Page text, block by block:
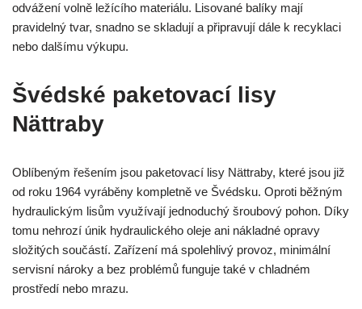
odvážení volně ležícího materiálu. Lisované balíky mají
pravidelný tvar, snadno se skladují a připravují dále k recyklaci
nebo dalšímu výkupu.
Švédské paketovací lisy
Nättraby
Oblíbeným řešením jsou paketovací lisy Nättraby, které jsou již
od roku 1964 vyráběny kompletně ve Švédsku. Oproti běžným
hydraulickým lisům využívají jednoduchý šroubový pohon. Díky
tomu nehrozí únik hydraulického oleje ani nákladné opravy
složitých součástí. Zařízení má spolehlivý provoz, minimální
servisní nároky a bez problémů funguje také v chladném
prostředí nebo mrazu.